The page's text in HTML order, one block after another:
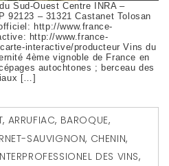
Sud-Ouest Centre INRA –
92123 – 31321 Castanet Tolosan
http://www.france-
http://www.france-
interactive/producteur Vins du
4ème vignoble de France en
autochtones ; berceau des
[…]
, ARRUFIAC, BAROQUE,
SAUVIGNON, CHENIN,
DES VINS,